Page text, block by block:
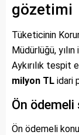
gözetimi
Tüketicinin
Müdürlüğü,
Aykırılık tespit
milyon TL idari
Ön ödemeli
Ön ödemeli